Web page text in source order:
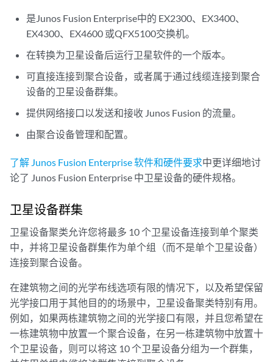
是Junos Fusion Enterprise中的 EX2300、EX3400、
EX4300、EX4600 或QFX5100交换机。
在转换为卫星设备后运行卫星软件的一个版本。
可直接连接到聚合设备，或者属于通过线缆连接到聚合
设备的卫星设备群集。
提供网络接口以发送和接收 Junos Fusion 的流量。
由聚合设备管理和配置。
了解 Junos Fusion Enterprise 软件和硬件要求中更详细地讨
论了 Junos Fusion Enterprise 中卫星设备的硬件规格。
卫星设备群集
卫星设备聚类允许您将最多 10 个卫星设备连接到单个聚类
中，并将卫星设备群集作为单个组（而不是单个卫星设备）
连接到聚合设备。
在建筑物之间的光学布线选项有限的情况下，以及希望保留
光学接口用于其他目的的场景中，卫星设备聚类特别有用。
例如，如果两栋建筑物之间的光学接口有限，并且您希望在
一栋建筑物中放置一个聚合设备，在另一栋建筑物中放置十
个卫星设备，则可以将这 10 个卫星设备分组为一个群集，